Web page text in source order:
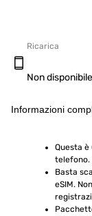
Ricarica
Non disponibile
Informazioni
Questa è
telefono.
Basta
eSIM.